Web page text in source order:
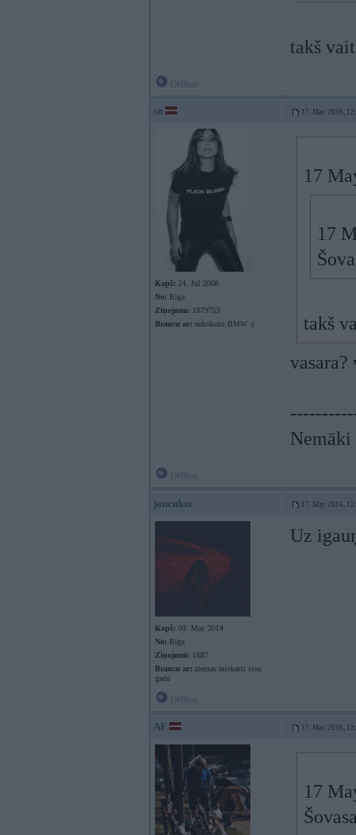
takš
sn 17. May 2016,
Kopš: 24. Jul 2008
No: Rīga
Ziņojumi: 1879753
Braucu ar: nekrāsotu BMW :(
17
17
takš
jancuksz 17. May 2016,
Kopš: 09. May 2014
No: Rīga
Ziņojumi: 1687
Braucu ar: ziemas miskasti visu
gadu
Uz
AF 17. May 2016,
17